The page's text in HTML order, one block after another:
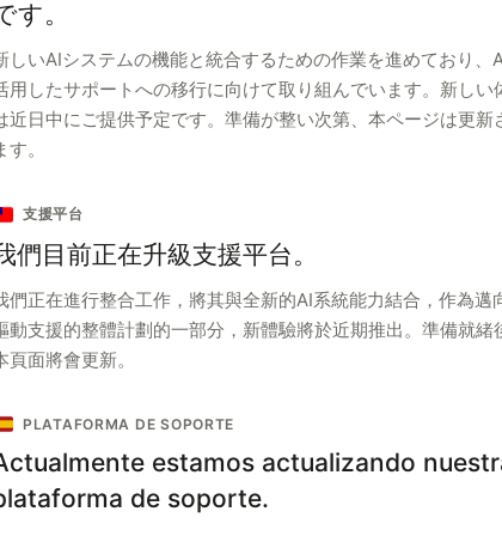
す。
しいAIシステムの機能と統合するための作業を進めており、
用したサポートへの移行に向けて取り組んでいます。新しい
近日中にご提供予定です。準備が整い次第、本ページは更新
す。
支援平台
們目前正在升級支援平台。
們正在進行整合工作，將其與全新的AI系統能力結合，作為邁
動支援的整體計劃的一部分，新體驗將於近期推出。準備就緒
頁面將會更新。
PLATAFORMA DE SOPORTE
estamos actualizando
de soporte.